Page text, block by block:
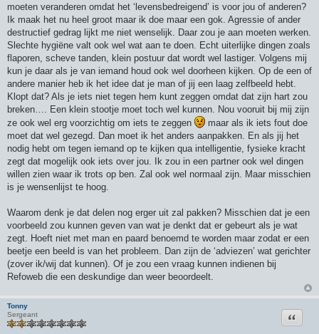
moeten veranderen omdat het ‘levensbedreigend’ is voor jou of anderen?
Ik maak het nu heel groot maar ik doe maar een gok. Agressie of ander
destructief gedrag lijkt me niet wenselijk. Daar zou je aan moeten werken.
Slechte hygiëne valt ook wel wat aan te doen. Echt uiterlijke dingen zoals
flaporen, scheve tanden, klein postuur dat wordt wel lastiger. Volgens mij
kun je daar als je van iemand houd ook wel doorheen kijken. Op de een of
andere manier heb ik het idee dat je man of jij een laag zelfbeeld hebt.
Klopt dat? Als je iets niet tegen hem kunt zeggen omdat dat zijn hart zou
breken…. Een klein stootje moet toch wel kunnen. Nou vooruit bij mij zijn
ze ook wel erg voorzichtig om iets te zeggen
maar als ik iets fout doe
moet dat wel gezegd. Dan moet ik het anders aanpakken. En als jij het
nodig hebt om tegen iemand op te kijken qua intelligentie, fysieke kracht
zegt dat mogelijk ook iets over jou. Ik zou in een partner ook wel dingen
willen zien waar ik trots op ben. Zal ook wel normaal zijn. Maar misschien
is je wensenlijst te hoog.
Waarom denk je dat delen nog erger uit zal pakken? Misschien dat je een
voorbeeld zou kunnen geven van wat je denkt dat er gebeurt als je wat
zegt. Hoeft niet met man en paard benoemd te worden maar zodat er een
beetje een beeld is van het probleem. Dan zijn de ‘adviezen’ wat gerichter
(zover ik/wij dat kunnen). Of je zou een vraag kunnen indienen bij
Refoweb die een deskundige dan weer beoordeelt.
Tonny
Sergeant
Citeer